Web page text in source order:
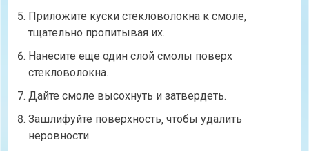
Приложите куски стекловолокна к смоле‚
тщательно пропитывая их.
Нанесите еще один слой смолы поверх
стекловолокна.
Дайте смоле высохнуть и затвердеть.
Зашлифуйте поверхность‚ чтобы удалить
неровности.